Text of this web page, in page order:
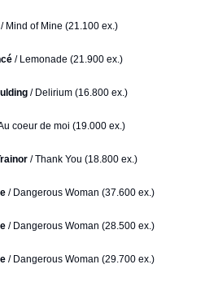
/ Mind of Mine (21.100 ex.)
/ Lemonade (21.900 ex.)
/ Delirium (16.800 ex.)
coeur de moi (19.000 ex.)
/ Thank You (18.800 ex.)
/ Dangerous Woman (37.600 ex.)
/ Dangerous Woman (28.500 ex.)
/ Dangerous Woman (29.700 ex.)